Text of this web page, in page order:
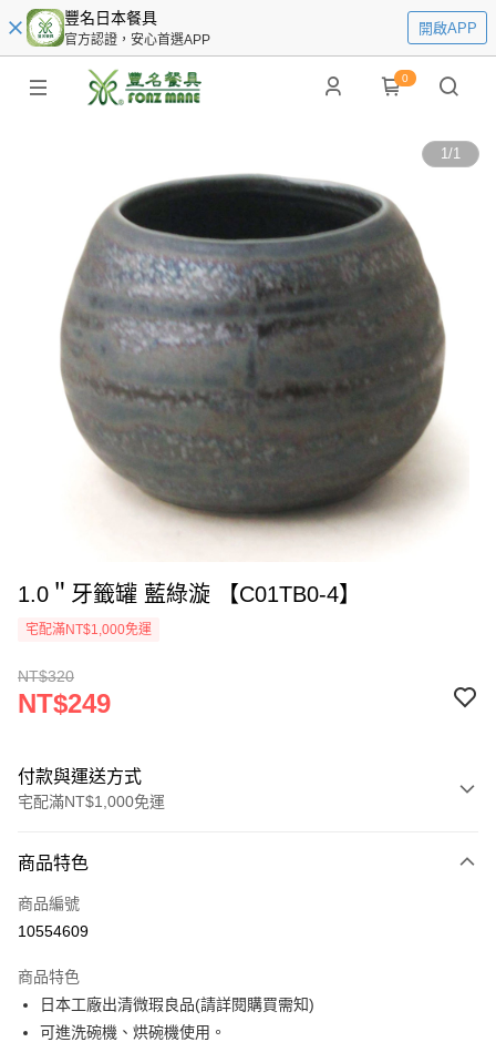
豐名日本餐具
官方認證，安心首選APP
開啟APP
0
1/1
1.0＂牙籤罐 藍綠漩 【C01TB0-4】
宅配滿NT$1,000免運
NT$320
NT$249
付款與運送方式
宅配滿NT$1,000免運
信用卡一次付款
LINE Pay
運送方式
商品特色
商品編號
10554609
商品特色
日本工廠出清微瑕良品(請詳閱購買需知)
可進洗碗機、烘碗機使用。